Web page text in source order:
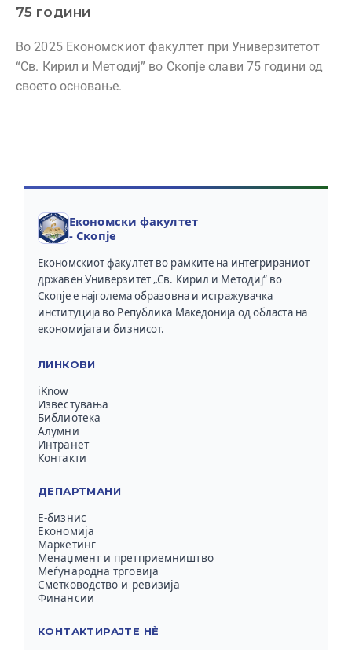
75 години
Во 2025 Економскиот факултет при Универзитетот
“Св. Кирил и Методиј” во Скопје слави 75 години од
своето основање.
Економски факултет
- Скопје
Економскиот факултет во рамките на интегрираниот
државен Универзитет „Св. Кирил и Методиј“ во
Скопје е најголема образовна и истражувачка
институција во Република Македонија од областа на
економијата и бизнисот.
ЛИНКОВИ
iKnow
Известувања
Библиотека
Алумни
Интранет
Контакти
ДЕПАРТМАНИ
Е-бизнис
Економија
Маркетинг
Менаџмент и претприемништво
Меѓународна трговија
Сметководство и ревизија
Финансии
КОНТАКТИРАЈТЕ НЀ